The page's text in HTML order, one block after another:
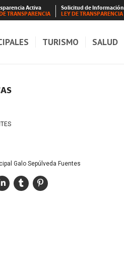
Activa
TRANSPARENCIA
Solicitud de Información
LEY DE TRANSPARENCIA
TURISMO SALUD
Galo Sepúlveda Fuentes